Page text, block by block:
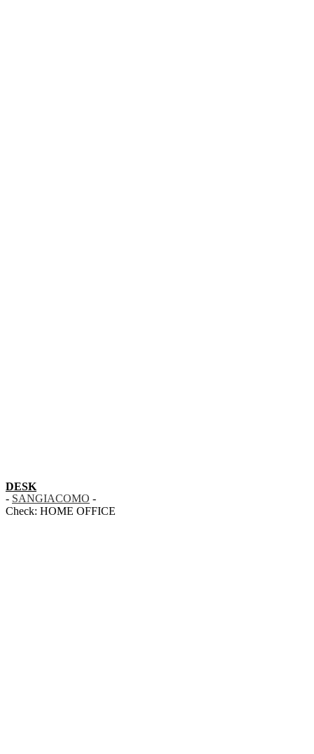
DESK
- SANGIACOMO -
Check: HOME OFFICE